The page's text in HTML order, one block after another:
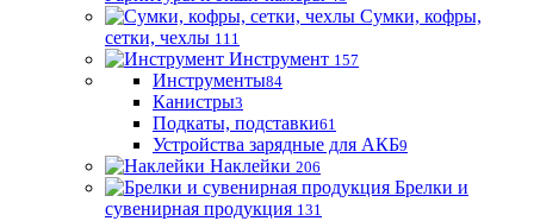
Сумки, кофры,
сетки, чехлы 111
Инструмент 157
Инструменты84
Канистры3
Подкаты, подставки61
Устройства зарядные для АКБ9
Наклейки 206
Брелки и
сувенирная продукция 131